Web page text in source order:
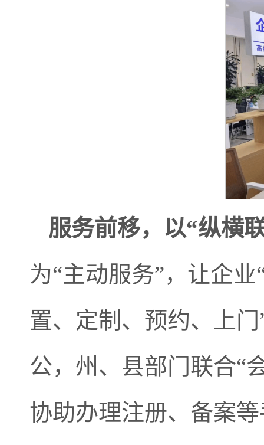
服务前移，以“纵横
为“主动服务”，让企
置、定制、预约、上
公，州、县部门联合“
协助办理注册、备案